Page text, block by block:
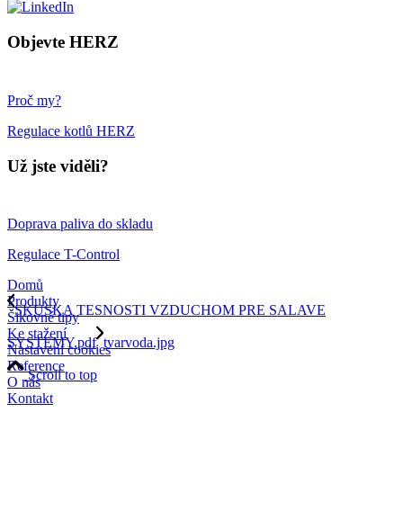
Objevte HERZ
Proč my?
Regulace kotlů HERZ
Už jste viděli?
Doprava paliva do skladu
Regulace T-Control
Domů
Produkty
Šikovné tipy
Ke stažení
Nastavení cookies
Reference
O nás
Kontakt
SKUSKA TESNOSTI VZDUCHOM PRE SALAVE
SYSTEMY.pdf tvarvoda.jpg
Scroll to top